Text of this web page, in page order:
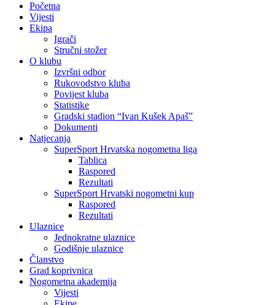
Početna
Vijesti
Ekipa
Igrači
Stručni stožer
O klubu
Izvršni odbor
Rukovodstvo kluba
Povijest kluba
Statistike
Gradski stadion “Ivan Kušek Apaš”
Dokumenti
Natjecanja
SuperSport Hrvatska nogometna liga
Tablica
Raspored
Rezultati
SuperSport Hrvatski nogometni kup
Raspored
Rezultati
Ulaznice
Jednokratne ulaznice
Godišnje ulaznice
Članstvo
Grad koprivnica
Nogometna akademija
Vijesti